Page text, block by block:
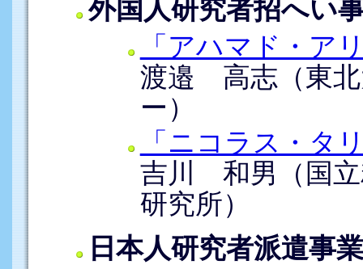
外国人研究者招へい
「アハマド・ア
渡邉 高志（東北
ー）
「ニコラス・タ
吉川 和男（国立
研究所）
日本人研究者派遣事業